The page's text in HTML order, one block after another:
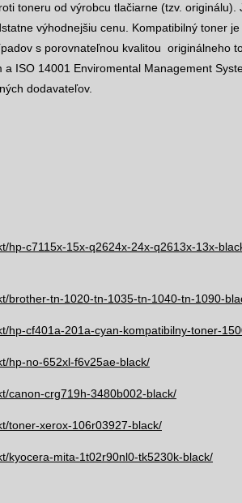
toneru od výrobcu tlačiarne (tzv.
výhodnejšiu cenu. Kompatibilný toner
s porovnateľnou kvalitou originálneho
ISO 14001 Enviromental Management
dodavateľov.
hp-c7115x-15x-q2624x-24x-q2613x-13x-
brother-tn-1020-tn-1035-tn-1040-tn-1090-
hp-cf401a-201a-cyan-kompatibilny-toner-
hp-no-652xl-f6v25ae-black/
canon-crg719h-3480b002-black/
toner-xerox-106r03927-black/
kyocera-mita-1t02r90nl0-tk5230k-black/